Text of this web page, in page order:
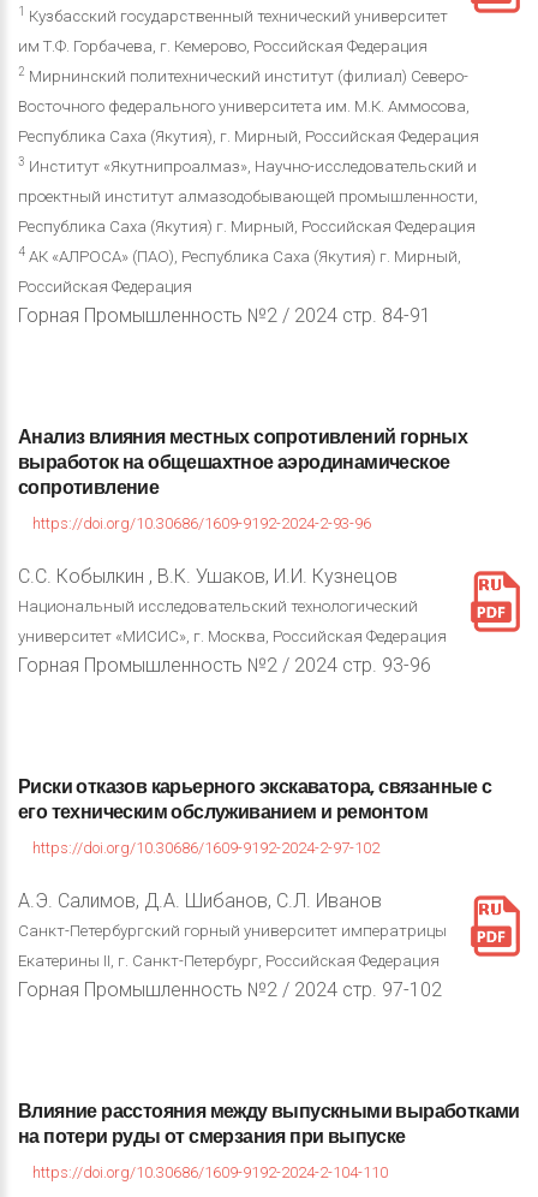
1
Кузбасский государственный технический университет
им Т.Ф. Горбачева, г. Кемерово, Российская Федерация
2 Мирнинский политехнический институт (филиал) Северо-
Восточного федерального университета им. М.К. Аммосова,
Республика Саха (Якутия), г. Мирный, Российская Федерация
3 Институт «Якутнипроалмаз», Научно-исследовательский и
проектный институт алмазодобывающей промышленности,
Республика Саха (Якутия) г. Мирный, Российская Федерация
4 АК «АЛРОСА» (ПАО), Республика Саха (Якутия) г. Мирный,
Российская Федерация
Горная Промышленность №2 / 2024 стр. 84-91
Анализвлиянияместныхсопротивлений горных
выработокнаобщешахтноеаэродинамическое
сопротивление
https://doi.org/10.30686/1609-9192-2024-2-93-96
С.С. Кобылкин , В.К. Ушаков, И.И. Кузнецов
Национальный исследовательский технологический
университет «МИСИС», г. Москва, Российская Федерация
Горная Промышленность №2 / 2024 стр. 93-96
Рискиотказов карьерногоэкскаватора,связанныес
еготехническимобслуживанием и ремонтом
https://doi.org/10.30686/1609-9192-2024-2-97-102
А.Э. Салимов, Д.А. Шибанов, С.Л. Иванов
Санкт-Петербургский горный университет императрицы
Екатерины II, г. Санкт-Петербург, Российская Федерация
Горная Промышленность №2 / 2024 стр. 97-102
Влияниерасстояния междувыпускнымивыработками
напотери рудыотсмерзанияпри выпуске
https://doi.org/10.30686/1609-9192-2024-2-104-110